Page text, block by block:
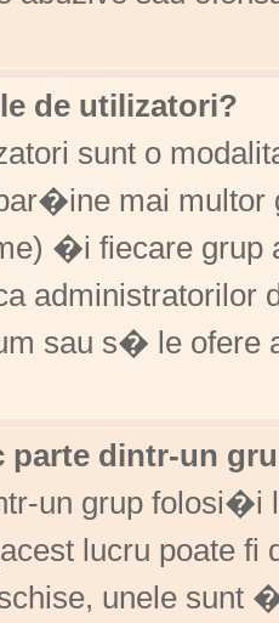
de utilizatori?
sunt o
mai
�i fiecare grup
sau s� le
dintr-un
un grup folosi�i
lucru poate
unele